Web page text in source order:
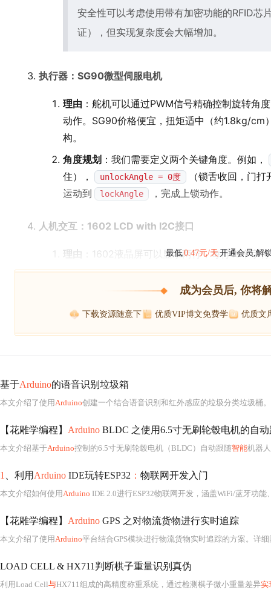
安全性可以考虑使用带有加密功能的RFID芯
证），但实现复杂度会大幅增加。
执行器：SG90微型伺服电机
理由 ：舵机可以通过PWM信号精确控制旋转角
动作。SG90价格便宜，扭矩适中（约1.8kg/cm
构。
角度规划 ：我们需要定义两个关键角度。例如，
住），
unlockAngle = 0度
（锁舌收回，门
运动到
lockAngle ，完成上锁动作。
人机交互：1602 LCD with I2C接口
理由 ：1602液晶屏可以显示两行，每行16个字符
最低0.47元/天 开通会员,解
成为会员后, 你将
下载资源随意下 优质VIP博文免费学 优质文
基于Arduino的语音识别垃圾箱
本文介绍了使用Arduino创建一个结合语音识别和红外感应的垃圾分类垃圾桶
【花雕学编程】 Arduino BLDC 之使用6.5寸无刷轮毂电机的自
本文介绍基于Arduino控制的6.5寸无刷轮毂电机（BLDC）自动跟随智能机器人底盘设
1 、利用 Arduino IDE玩转ESP32 ： 物联网开发入门
本文介绍如何使用Arduino IDE 2.0进行ESP32物联网开发，涵盖WiFi/蓝牙功能、GPIO控制、PWM、UART/I2C/SPI通信协
【花雕学编程】 Arduino GPS 之对物流货物进行实时追踪
本文介绍了使用Arduino平台结合GPS模块进行物流货物实时追踪的方案。详细阐述了系统的主要特点，包括高精度定位、实时数据传输、多种数据记录、移动应用支持和报警通知功能。同时，探讨了该技术在物流运输、冷链运输、工业设备追踪、供应链管理和个人物品防丢失等场景
LOAD CELL & HX711判断棋子重量识别真伪
利用Load Cell与HX711组成的高精度称重系统，通过检测棋子微小重量差异实